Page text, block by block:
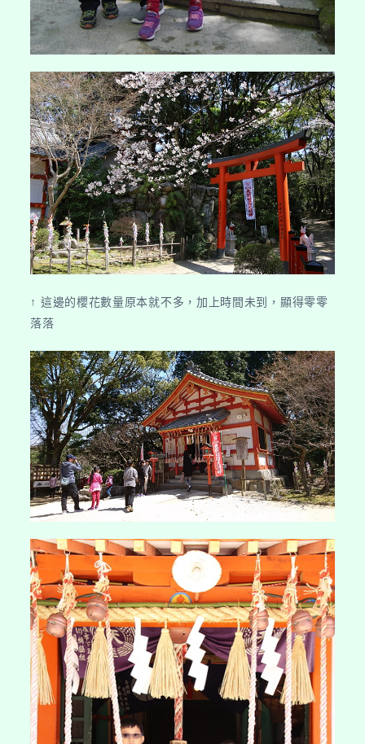
↑ 這邊的櫻花數量原本就不多，加上時間未到，顯得零零
落落